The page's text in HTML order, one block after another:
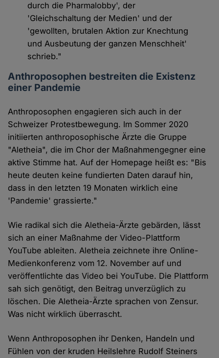
durch die Pharmalobby', der
'Gleichschaltung der Medien' und der
'gewollten, brutalen Aktion zur Knechtung
und Ausbeutung der ganzen Menschheit'
schrieb."
Anthroposophen bestreiten die Existenz
einer Pandemie
Anthroposophen engagieren sich auch in der
Schweizer Protestbewegung. Im Sommer 2020
initiierten anthroposophische Ärzte die Gruppe
"Aletheia", die im Chor der Maßnahmengegner eine
aktive Stimme hat. Auf der Homepage heißt es: "Bis
heute deuten keine fundierten Daten darauf hin,
dass in den letzten 19 Monaten wirklich eine
'Pandemie' grassierte."
Wie radikal sich die Aletheia-Ärzte gebärden, lässt
sich an einer Maßnahme der Video-Plattform
YouTube ableiten. Aletheia zeichnete ihre Online-
Medienkonferenz vom 12. November auf und
veröffentlichte das Video bei YouTube. Die Plattform
sah sich genötigt, den Beitrag unverzüglich zu
löschen. Die Aletheia-Ärzte sprachen von Zensur.
Was nicht wirklich überrascht.
Wenn Anthroposophen ihr Denken, Handeln und
Fühlen von der kruden Heilslehre Rudolf Steiners